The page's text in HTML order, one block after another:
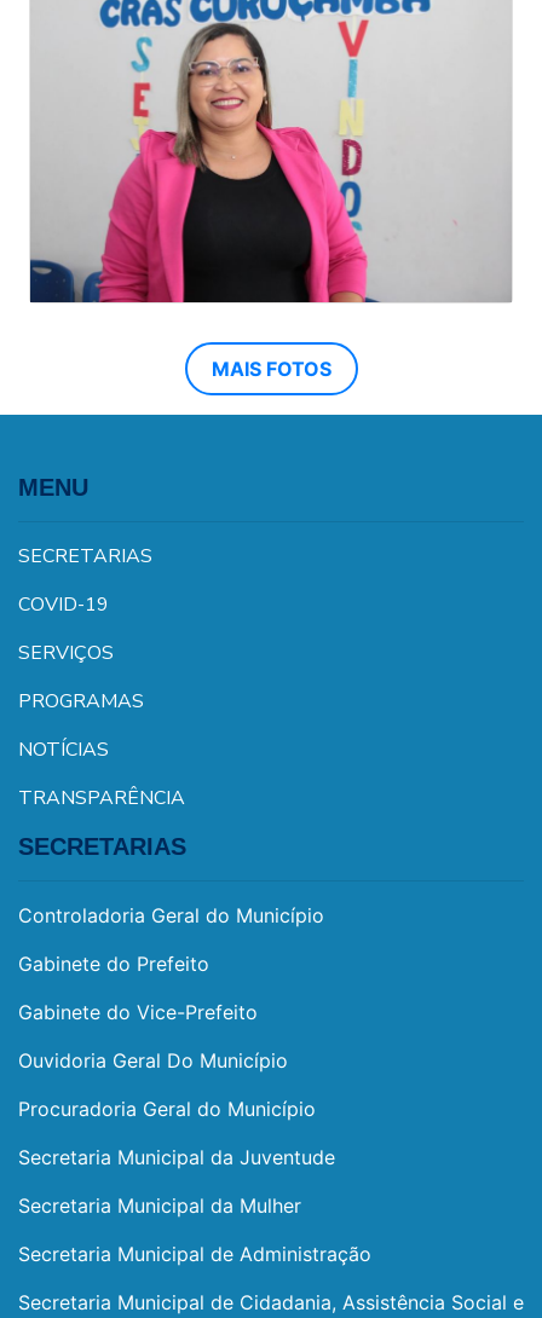
MAIS FOTOS
MENU
SECRETARIAS
COVID-19
SERVIÇOS
PROGRAMAS
NOTÍCIAS
TRANSPARÊNCIA
SECRETARIAS
Controladoria Geral do Município
Gabinete do Prefeito
Gabinete do Vice-Prefeito
Ouvidoria Geral Do Município
Procuradoria Geral do Município
Secretaria Municipal da Juventude
Secretaria Municipal da Mulher
Secretaria Municipal de Administração
Secretaria Municipal de Cidadania, Assistência Social e